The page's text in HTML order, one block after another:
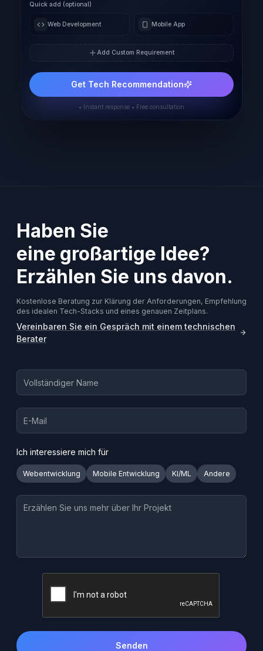
Quick add (optional)
Web Development Mobile App
Add Custom Requirement
Get Tech Recommendation
• Instant response • Free consultation
Haben Sie
eine großartige Idee?
Erzählen Sie uns davon.
Kostenlose Beratung zur Klärung der Anforderungen, Empfehlung
des idealen Tech-Stacks und eines genauen Zeitplans.
Vereinbaren Sie ein Gespräch mit einem technischen
Berater
Ich interessiere mich für
Webentwicklung Mobile Entwicklung KI/ML Andere
Senden